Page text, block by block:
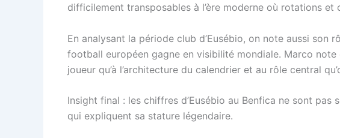
difficilement transposables à l’ère moderne où rotations
En analysant la période club d’Eusébio, on note aussi son
football européen gagne en visibilité mondiale. Marco
joueur qu’à l’architecture du calendrier et au rôle central
Insight final : les chiffres d’Eusébio au Benfica ne sont
qui expliquent sa stature légendaire.